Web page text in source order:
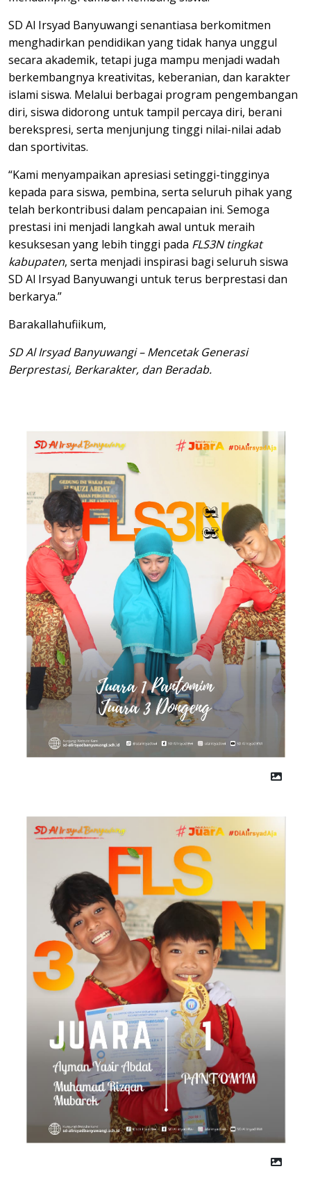
SD Al Irsyad Banyuwangi senantiasa berkomitmen
menghadirkan pendidikan yang tidak hanya unggul
secara akademik, tetapi juga mampu menjadi wadah
berkembangnya kreativitas, keberanian, dan karakter
islami siswa. Melalui berbagai program pengembangan
diri, siswa didorong untuk tampil percaya diri, berani
berekspresi, serta menjunjung tinggi nilai-nilai adab
dan sportivitas.
“Kami menyampaikan apresiasi setinggi-tingginya
kepada para siswa, pembina, serta seluruh pihak yang
telah berkontribusi dalam pencapaian ini. Semoga
prestasi ini menjadi langkah awal untuk meraih
kesuksesan yang lebih tinggi pada FLS3N tingkat
kabupaten, serta menjadi inspirasi bagi seluruh siswa
SD Al Irsyad Banyuwangi untuk terus berprestasi dan
berkarya.”
Barakallahufiikum,
SD Al Irsyad Banyuwangi – Mencetak Generasi
Berprestasi, Berkarakter, dan Beradab.